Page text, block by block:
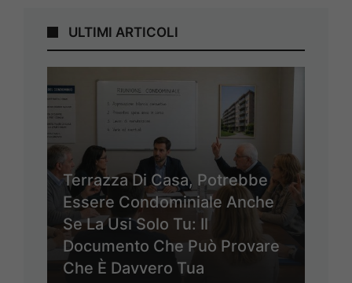
ULTIMI ARTICOLI
Terrazza Di Casa, Potrebbe
Essere Condominiale Anche
Se La Usi Solo Tu: Il
Documento Che Può Provare
Che È Davvero Tua